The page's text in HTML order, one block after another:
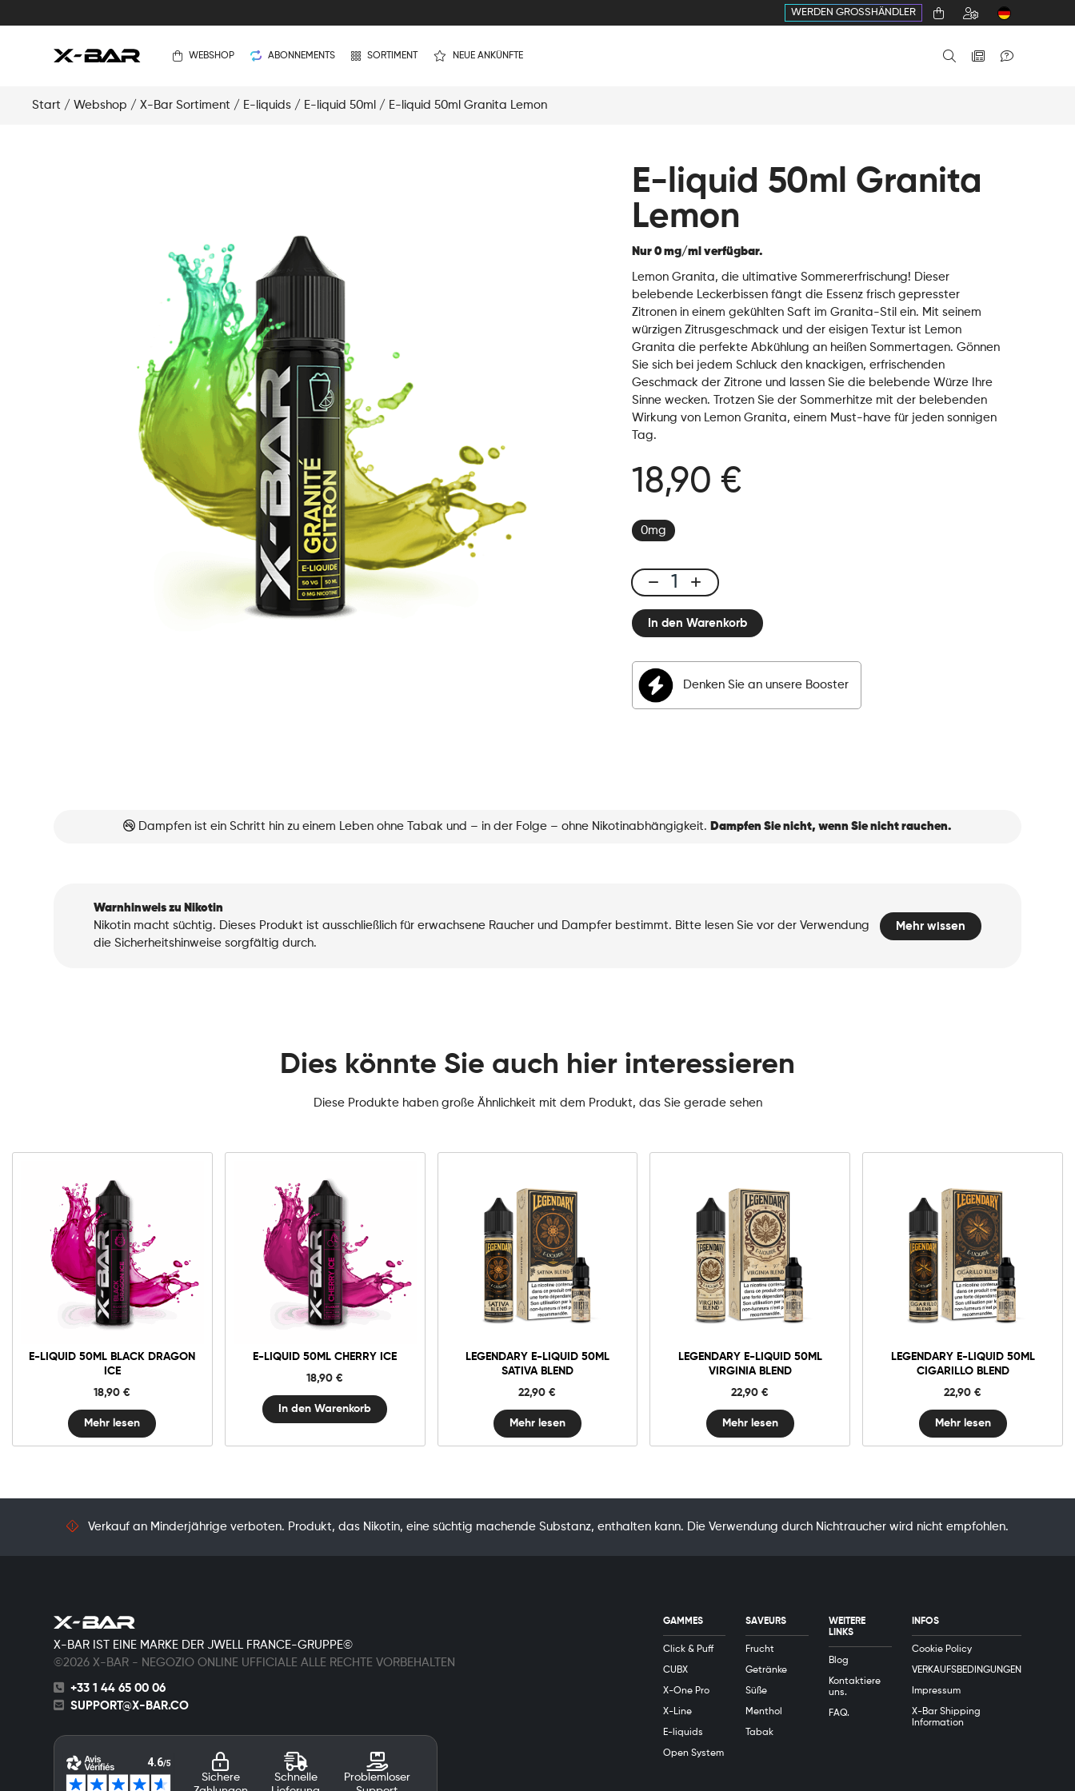
WERDEN GROSSHÄNDLER
WEBSHOP ABONNEMENTS SORTIMENT NEUE ANKÜNFTE
Start / Webshop / X-Bar Sortiment / E-liquids / E-liquid 50ml / E-liquid 50ml Granita Lemon
E-liquid 50ml Granita
Lemon
Nur 0 mg/ml verfügbar.
Lemon Granita, die ultimative Sommererfrischung! Dieser
belebende Leckerbissen fängt die Essenz frisch gepresster
Zitronen in einem gekühlten Saft im Granita-Stil ein. Mit seinem
würzigen Zitrusgeschmack und der eisigen Textur ist Lemon
Granita die perfekte Abkühlung an heißen Sommertagen. Gönnen
Sie sich bei jedem Schluck den knackigen, erfrischenden
Geschmack der Zitrone und lassen Sie die belebende Würze Ihre
Sinne wecken. Trotzen Sie der Sommerhitze mit der belebenden
Wirkung von Lemon Granita, einem Must-have für jeden sonnigen
Tag.
18,90 €
0mg
E-
liquid
50ml
Lemon
Menge
In den Warenkorb
Denken Sie an unsere Booster
Dampfen ist ein Schritt hin zu einem Leben ohne Tabak und – in der Folge – ohne Nikotinabhängigkeit. Dampfen Sie nicht, wenn Sie nicht rauchen.
Warnhinweis zu Nikotin
Nikotin macht süchtig. Dieses Produkt ist ausschließlich für erwachsene Raucher und Dampfer bestimmt. Bitte lesen Sie vor der Verwendung
die Sicherheitshinweise sorgfältig durch.
Mehr wissen
Dies könnte Sie auch hier interessieren
Diese Produkte haben große Ähnlichkeit mit dem Produkt, das Sie gerade sehen
E-LIQUID 50ML BLACK DRAGON
ICE
18,90€
Mehr lesen
E-LIQUID 50ML CHERRY ICE
18,90€
0mg
E-
liquid
50ml
Cherry
In den Warenkorb
In den Warenkorb
LEGENDARY E-LIQUID 50ML
SATIVA BLEND
22,90€
Mehr lesen
LEGENDARY E-LIQUID 50ML
VIRGINIA BLEND
22,90€
Mehr lesen
LEGENDARY E-LIQUID 50ML
CIGARILLO BLEND
22,90€
Mehr lesen
Verkauf an Minderjährige verboten. Produkt, das Nikotin, eine süchtig machende Substanz, enthalten kann. Die Verwendung durch Nichtraucher wird nicht empfohlen.
X-BAR IST EINE MARKE DER JWELL FRANCE-GRUPPE©
©2026 X-BAR - NEGOZIO ONLINE UFFICIALE ALLE RECHTE VORBEHALTEN
+33 1 44 65 00 06
SUPPORT@X-BAR.CO
Sichere
Schnelle
Problemloser
GAMMES
Click & Puff
CUBX
X-One Pro
X-Line
E-liquids
Open System
SAVEURS
Frucht
Getränke
Süße
Menthol
Tabak
WEITERE
LINKS
Blog
Kontaktiere
uns.
FAQ.
INFOS
Cookie Policy
VERKAUFSBEDINGUNGEN
Impressum
X-Bar Shipping
Information